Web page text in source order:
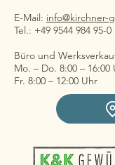
E-Mail: info@kirchner-
Tel.: +49 9544 984 95-0
Büro und
Mo. – Do. 8:00 – 16:00
Fr. 8:00 – 12:00 Uhr